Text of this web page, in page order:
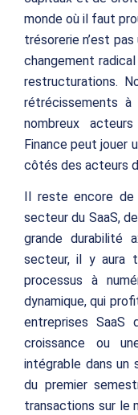
monde où il faut
trésorerie n’est
changement
restructurations.
rétrécissements à
nombreux
Finance peut jouer
côtés des acteurs
Il reste encore
secteur du SaaS,
grande durabilité
secteur, il y aura
processus à
dynamique, qui
entreprises
croissance ou
intégrable dans un
du premier
transactions sur le